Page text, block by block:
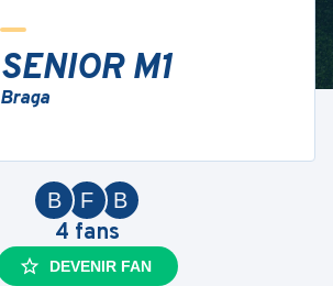
SENIOR M1
Braga
B
F
B
4 fans
DEVENIR FAN